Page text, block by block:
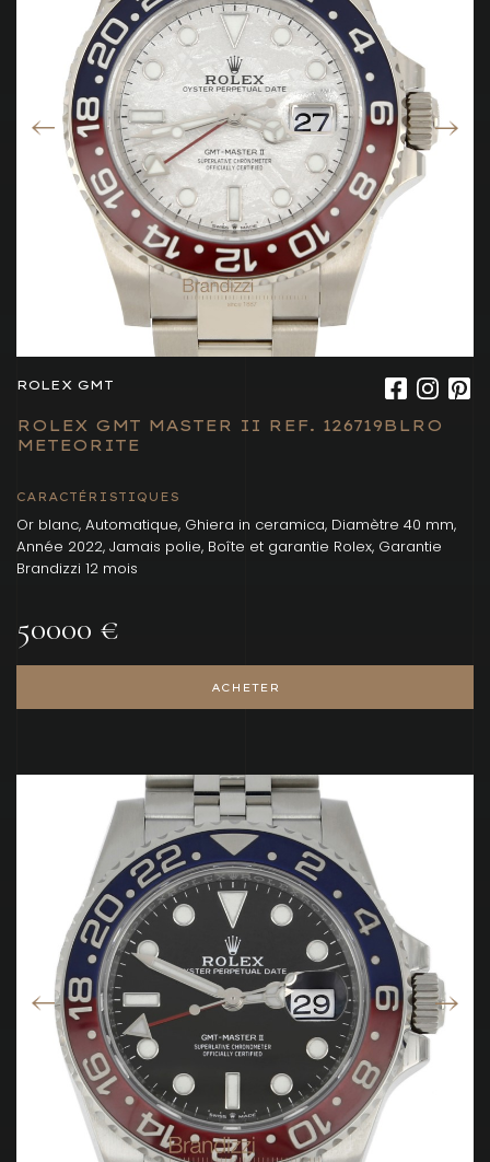
ROLEX GMT
ROLEX GMT MASTER II REF. 126719BLRO
METEORITE
CARACTÉRISTIQUES
Or blanc, Automatique, Ghiera in ceramica, Diamètre 40 mm,
Année 2022, Jamais polie, Boîte et garantie Rolex, Garantie
Brandizzi 12 mois
50000 €
ACHETER